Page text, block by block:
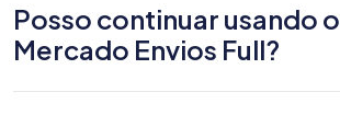
Posso continuar usando o
Mercado Envios Full?